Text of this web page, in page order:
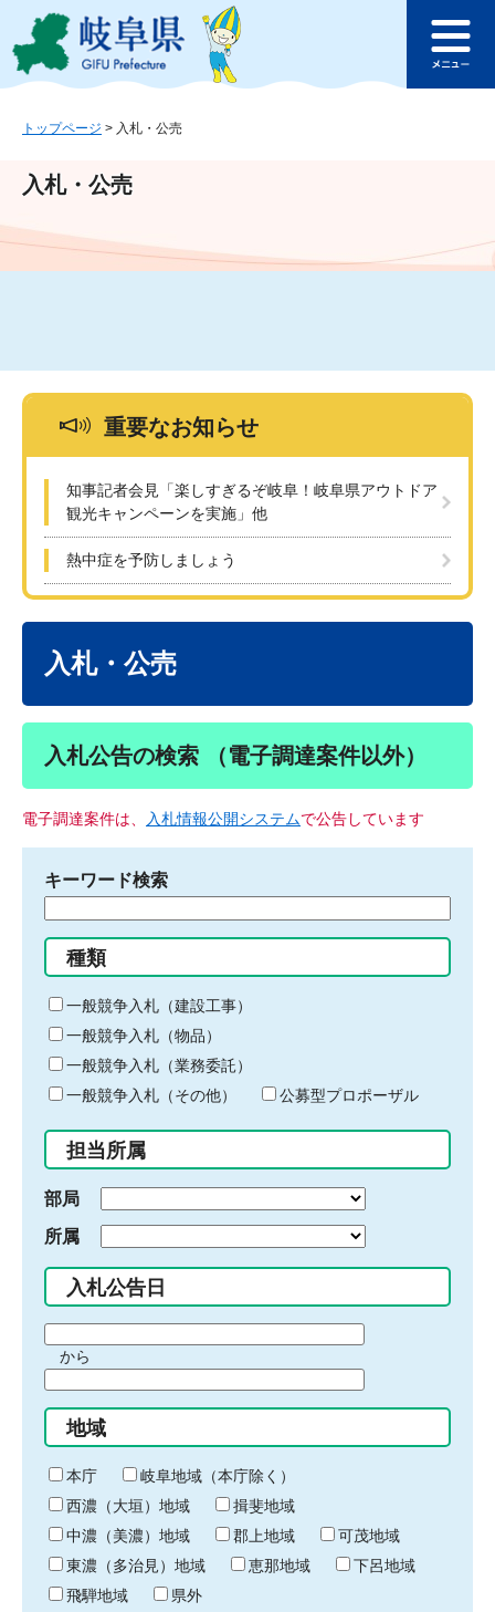
ジ
ュ
文
このページの本文へ
ュ
トップページ > 入札・公売
入札・公売
重要なお知らせ
知事記者会見「楽しすぎるぞ岐阜！岐阜県アウトドア
観光キャンペーンを実施」他
熱中症を予防しましょう
入札・公売
入札公告の検索 （電子調達案件以外）
電子調達案件は、 入札情報公開システムで公告しています
キーワード検索
る
キ
ー
ワ
ー
ド
入
力
種類
一般競争入札（建設工事）
一般競争入札（物品）
一般競争入札（業務委託）
一般競争入札（その他）
公募型プロポーザル
担当所属
部局
所属
入札公告日
間
始
り
から
間
終
わ
り
地域
本庁
岐阜地域（本庁除く）
西濃（大垣）地域
揖斐地域
中濃（美濃）地域
郡上地域
可茂地域
東濃（多治見）地域
恵那地域
下呂地域
飛騨地域
県外